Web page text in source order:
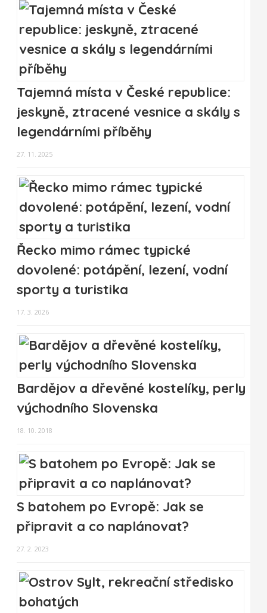
Tajemná místa v České republice:
jeskyně, ztracené vesnice a skály s
legendárními příběhy
27. 11. 2025
Řecko mimo rámec typické
dovolené: potápění, lezení, vodní
sporty a turistika
17. 3. 2026
Bardějov a dřevěné kostelíky, perly
východního Slovenska
18. 10. 2018
S batohem po Evropě: Jak se
připravit a co naplánovat?
27. 2. 2023